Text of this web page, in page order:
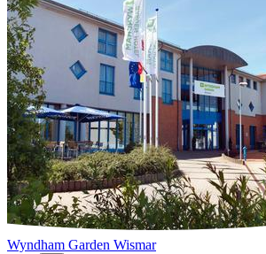
Wyndham Garden Wismar